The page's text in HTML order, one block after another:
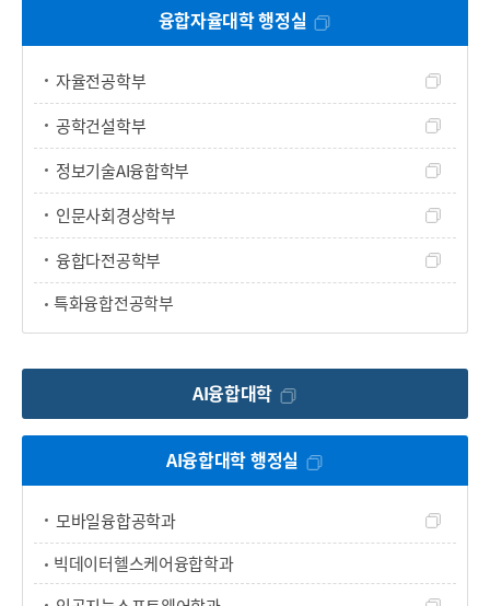
융합자율대학 행정실
자율전공학부
공학건설학부
정보기술AI융합학부
인문사회경상학부
융합다전공학부
특화융합전공학부
AI융합대학
AI융합대학 행정실
모바일융합공학과
빅데이터헬스케어융합학과